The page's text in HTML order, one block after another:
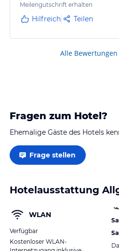
Meilengutschrift erhalten
Hilfreich Teilen
Alle
Fragen zum Hotel?
Ehemalige Gäste des Hotels
Frage stellen
Hotelausstattung
WLAN
Verfügbar
Kostenloser WLAN-